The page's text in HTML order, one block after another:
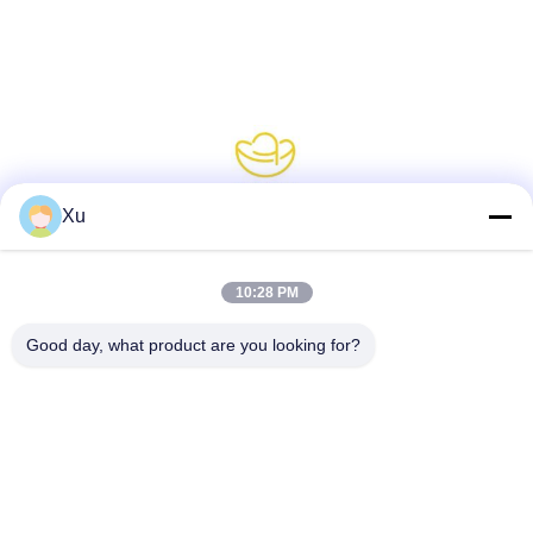
Xu
10:28 PM
Good day, what product are you looking for?